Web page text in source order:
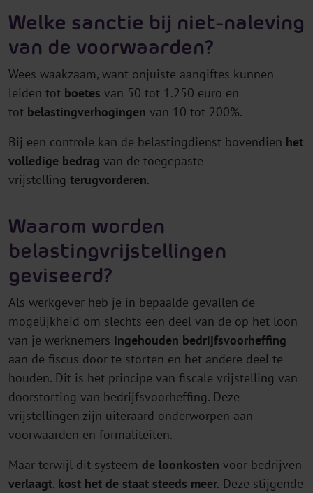
Welke sanctie bij niet-naleving
van de voorwaarden?
Wees waakzaam, want onjuiste aangiftes kunnen
leiden tot boetes van 50 tot 1.250 euro en
tot belastingverhogingen van 10 tot 200%.
Bij een controle kan de belastingdienst bovendien het
volledige bedrag van de toegepaste
vrijstelling terugvorderen.
Waarom worden
belastingvrijstellingen
geviseerd?
Als werkgever heb je in bepaalde gevallen de
mogelijkheid om slechts een deel van de op het loon
van je werknemers ingehouden bedrijfsvoorheffing
aan de fiscus door te storten en het andere deel te
houden. Dit is het principe van fiscale vrijstelling van
doorstorting van bedrijfsvoorheffing. Deze
vrijstellingen zijn uiteraard onderworpen aan
voorwaarden en formaliteiten.
Maar terwijl dit systeem de loonkosten voor bedrijven
verlaagt, kost het de staat steeds meer. Deze stijgende